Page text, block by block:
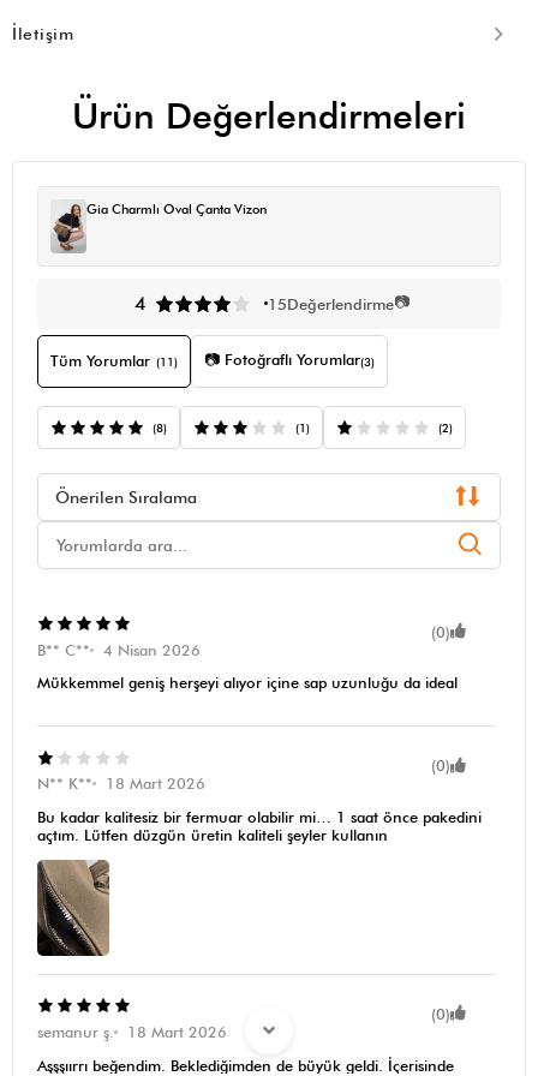
İletişim
Ürün Değerlendirmeleri
Gia Charmlı Oval Çanta Vizon
4 15Değerlendirme📷
Tüm Yorumlar (11) 📷 Fotoğraflı Yorumlar(3)
(8) (1) (2)
Önerilen Sıralama
(0)
B** C**
4 Nisan 2026
Mükkemmel geniş herşeyi alıyor içine sap uzunluğu da ideal
(0)
N** K**
18 Mart 2026
Bu kadar kalitesiz bir fermuar olabilir mi… 1 saat önce pakedini
açtım. Lütfen düzgün üretin kaliteli şeyler kullanın
(0)
semanur ş.
18 Mart 2026
Aşşşıırrı beğendim. Beklediğimden de büyük geldi. İçerisinde